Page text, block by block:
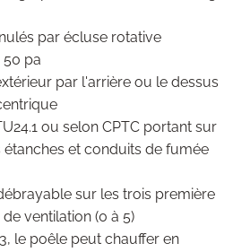
par écluse rotative
50 pa
par l'arrière ou le dessus
ou selon CPTC portant sur
et conduits de fumée
sur les trois première
ventilation (0 à 5)
le poêle peut chauffer en